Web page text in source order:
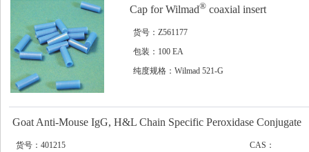
Cap for Wilmad® coaxial insert
货号：Z561177
包装：100 EA
纯度规格：Wilmad 521-G
Goat Anti-Mouse IgG, H&L Chain Specific Peroxidase Conjugate
货号：401215
CAS：